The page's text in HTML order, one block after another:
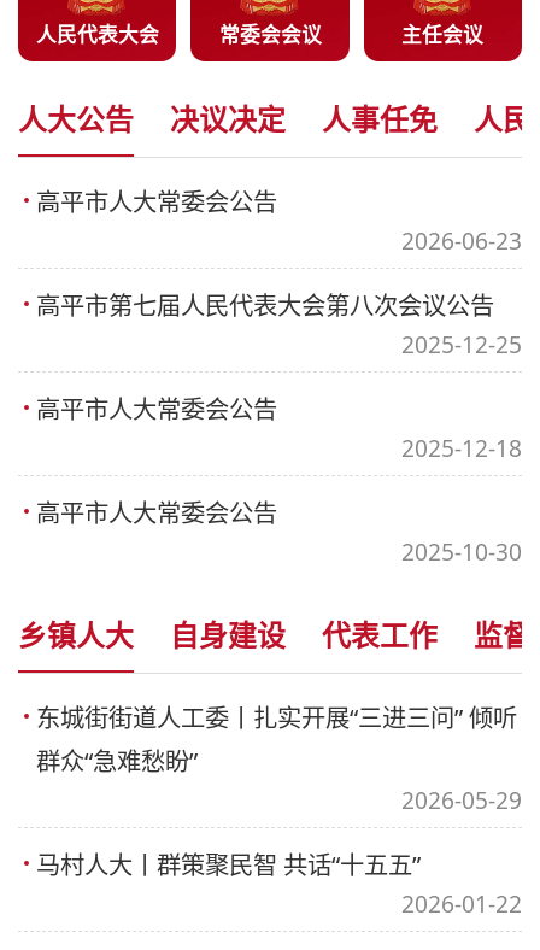
人民代表大会 常委会会议 主任会议
人大公告 决议决定 人事任免 人民
高平市人大常委会公告
2026-06-23
高平市第七届人民代表大会第八次会议公告
2025-12-25
高平市人大常委会公告
2025-12-18
高平市人大常委会公告
2025-10-30
乡镇人大 自身建设 代表工作 监
东城街街道人工委丨扎实开展“三进三问” 倾听
群众“急难愁盼”
2026-05-29
马村人大丨群策聚民智 共话“十五五”
2026-01-22